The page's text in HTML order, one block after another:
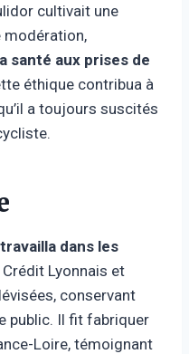
cultivait une
modération,
santé aux prises de
éthique contribua à
a toujours suscités
dans les
Lyonnais et
conservant
public. Il fit fabriquer
Loire, témoignant